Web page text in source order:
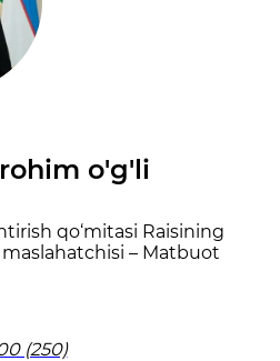
o'g'li
qo‘mitasi Raisining
– Matbuot
(250)